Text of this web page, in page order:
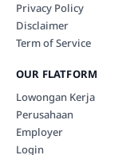
Privacy Policy
Disclaimer
Term of Service
OUR FLATFORM
Lowongan Kerja
Perusahaan
Employer
Login